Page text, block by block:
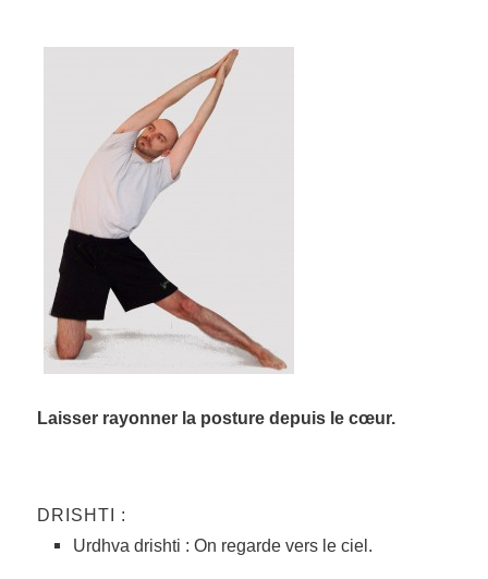
Laisser rayonner la posture depuis le cœur.
DRISHTI :
Urdhva drishti : On regarde vers le ciel.